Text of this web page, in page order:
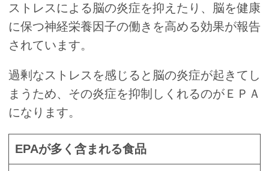
ストレスによる脳の炎症を抑えたり、脳を健康
に保つ神経栄養因子の働きを高める効果が報告
されています。
過剰なストレスを感じると脳の炎症が起きてし
まうため、その炎症を抑制しくれるのがＥＰＡ
になります。
EPAが多く含まれる食品